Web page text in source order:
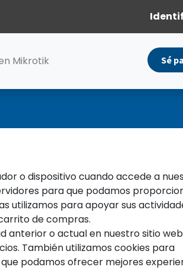
Mikrotik Sé
o dispositivo cuando accede a
para que podamos
utilizamos para apoyar sus
de compras.
anterior o actual en nuestro sitio
También utilizamos cookies para
podamos ofrecer mejores